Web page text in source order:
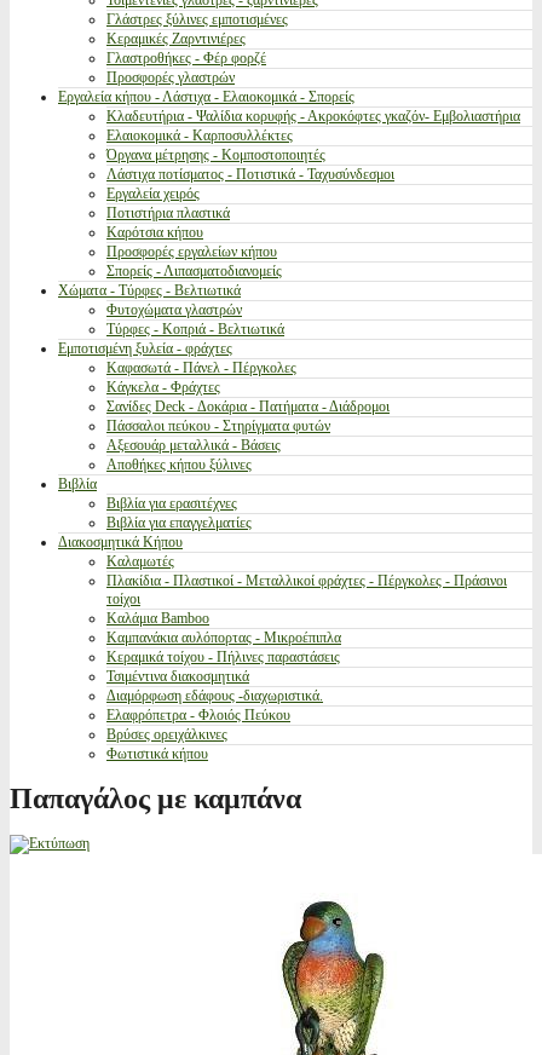
Γλάστρες ξύλινες εμποτισμένες
Κεραμικές Ζαρντινιέρες
Γλαστροθήκες - Φέρ φορζέ
Προσφορές γλαστρών
Εργαλεία κήπου - Λάστιχα - Ελαιοκομικά - Σπορείς
Κλαδευτήρια - Ψαλίδια κορυφής - Ακροκόφτες γκαζόν- Εμβολιαστήρια
Ελαιοκομικά - Καρποσυλλέκτες
Όργανα μέτρησης - Κομποστοποιητές
Λάστιχα ποτίσματος - Ποτιστικά - Ταχυσύνδεσμοι
Εργαλεία χειρός
Ποτιστήρια πλαστικά
Καρότσια κήπου
Προσφορές εργαλείων κήπου
Σπορείς - Λιπασματοδιανομείς
Χώματα - Τύρφες - Βελτιωτικά
Φυτοχώματα γλαστρών
Τύρφες - Κοπριά - Βελτιωτικά
Εμποτισμένη ξυλεία - φράχτες
Καφασωτά - Πάνελ - Πέργκολες
Κάγκελα - Φράχτες
Σανίδες Deck - Δοκάρια - Πατήματα - Διάδρομοι
Πάσσαλοι πεύκου - Στηρίγματα φυτών
Αξεσουάρ μεταλλικά - Βάσεις
Αποθήκες κήπου ξύλινες
Βιβλία
Βιβλία για ερασιτέχνες
Βιβλία για επαγγελματίες
Διακοσμητικά Κήπου
Καλαμωτές
Πλακίδια - Πλαστικοί - Μεταλλικοί φράχτες - Πέργκολες - Πράσινοι
τοίχοι
Καλάμια Bamboo
Καμπανάκια αυλόπορτας - Μικροέπιπλα
Κεραμικά τοίχου - Πήλινες παραστάσεις
Τσιμέντινα διακοσμητικά
Διαμόρφωση εδάφους -διαχωριστικά.
Ελαφρόπετρα - Φλοιός Πεύκου
Βρύσες ορειχάλκινες
Φωτιστικά κήπου
Παπαγάλος με καμπάνα